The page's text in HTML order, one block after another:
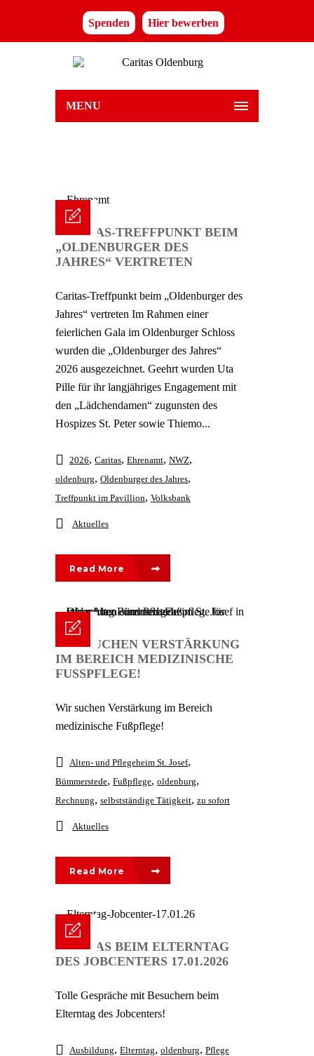
Spenden Hier bewerben
MENU
CARITAS-TREFFPUNKT BEIM
„OLDENBURGER DES
JAHRES“ VERTRETEN
Caritas-Treffpunkt beim „Oldenburger des
Jahres“ vertreten Im Rahmen einer
feierlichen Gala im Oldenburger Schloss
wurden die „Oldenburger des Jahres“
2026 ausgezeichnet. Geehrt wurden Uta
Pille für ihr langjähriges Engagement mit
den „Lädchendamen“ zugunsten des
Hospizes St. Peter sowie Thiemo...
2026, Caritas, Ehrenamt, NWZ,
oldenburg, Oldenburger des Jahres,
Treffpunkt im Pavillion, Volksbank
Aktuelles
Read More
WIR SUCHEN VERSTÄRKUNG
IM BEREICH MEDIZINISCHE
FUSSPFLEGE!
Wir suchen Verstärkung im Bereich
medizinische Fußpflege!
Alten- und Pflegeheim St. Josef,
Bümmerstede, Fußpflege, oldenburg,
Rechnung, selbstständige Tätigkeit, zu sofort
Aktuelles
Read More
CARITAS BEIM ELTERNTAG
DES JOBCENTERS 17.01.2026
Tolle Gespräche mit Besuchern beim
Elterntag des Jobcenters!
Ausbildung, Elterntag, oldenburg, Pflege